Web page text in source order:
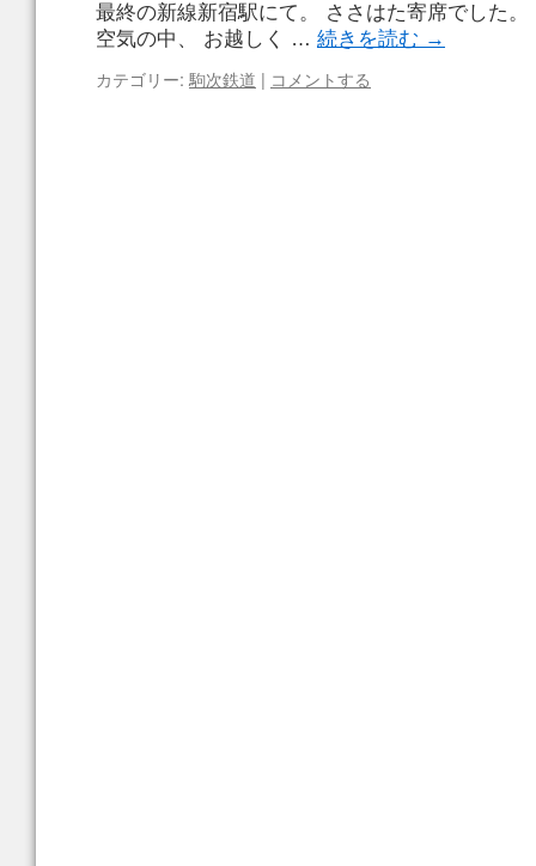
最終の新線新宿駅にて。 ささはた寄席でした
空気の中、 お越しく … 続きを読む →
カテゴリー: 駒次鉄道 | コメントする